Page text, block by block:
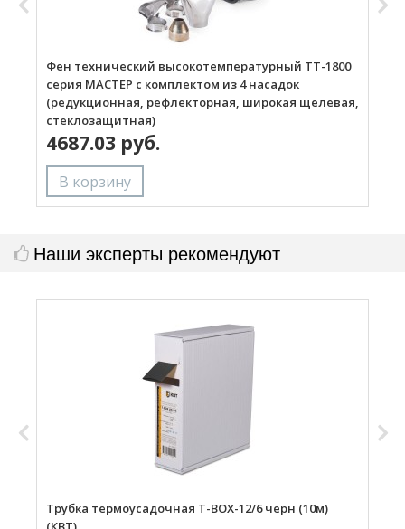
Фен технический высокотемпературный ТТ-1800
серия МАСТЕР с комплектом из 4 насадок
(редукционная, рефлекторная, широкая щелевая,
стеклозащитная)
4687.03 руб.
Наши эксперты рекомендуют
Трубка термоусадочная Т-BOX-12/6 черн (10м)